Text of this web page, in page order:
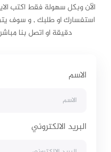
الآن وبكل سهولة فقط اكتب
دقيقة او اتصل بنا
الاسم
البريد الالكتروني